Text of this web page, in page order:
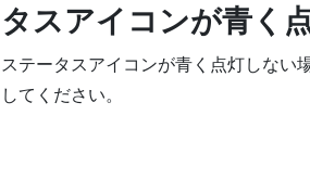
タスアイコンが青く
ステータスアイコンが青く点灯しない
してください。